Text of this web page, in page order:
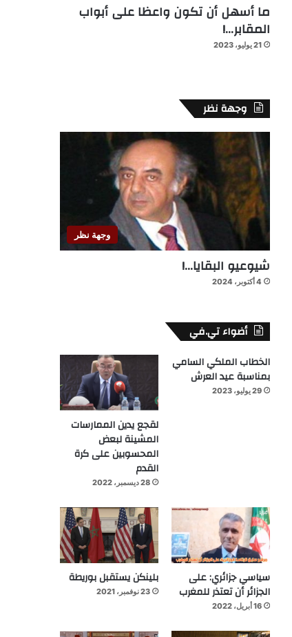
ما أسهل أن تكون واعظا على أبواب
المقابر…!
21 يوليو، 2023
وجهة نظر
وجهة نظر
شيوعيو البقايا…!
4 أكتوبر، 2024
أضواء تي.في
الخطاب الملكي السامي
بمناسبة عيد العرش
29 يوليو، 2023
لقجع يدين الممارسات
المشينة لبعض
المحسوبين على كرة
القدم
28 ديسمبر، 2022
سياسي جزائري: على
الجزائر أن تعتذر للمغرب
16 أبريل، 2022
بلينكن يستقبل بوريطة
23 نوفمبر، 2021